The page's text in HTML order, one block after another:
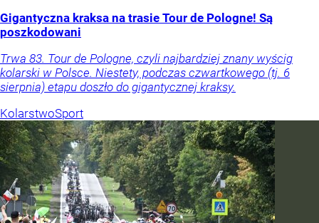
Gigantyczna kraksa na trasie Tour de Pologne! Są
poszkodowani
Trwa 83. Tour de Pologne, czyli najbardziej znany wyścig
kolarski w Polsce. Niestety, podczas czwartkowego (tj. 6
sierpnia) etapu doszło do gigantycznej kraksy.
KolarstwoSport